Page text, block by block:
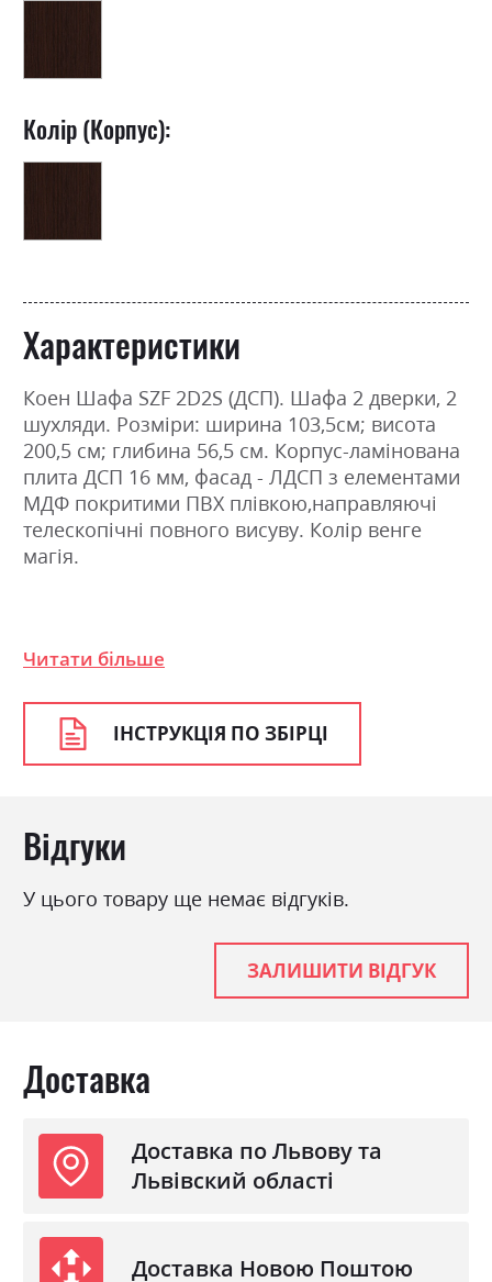
Колір (Корпус):
Характеристики
Коен Шафа SZF 2D2S (ДСП). Шафа 2 дверки, 2
шухляди. Розміри: ширина 103,5см; висота
200,5 см; глибина 56,5 см. Корпус-ламінована
плита ДСП 16 мм, фасад - ЛДСП з елементами
МДФ покритими ПВХ плівкою,направляючі
телескопічні повного висуву. Колір венге
магія.
Колір (Фасад):
Колір (Корпус):
венге магія
Колір матеріалу
венге магія
Стиль
класика, мінімалізм,
Читати більше
ІНСТРУКЦІЯ ПО ЗБІРЦІ
Відгуки
У цього товару ще немає відгуків.
ЗАЛИШИТИ ВІДГУК
Доставка
Доставка по Львову та
Львівский області
Доставка Новою Поштою